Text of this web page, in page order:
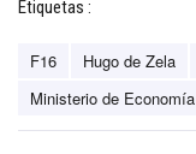
Etiquetas :
F16 Hugo de Zela
Ministerio de Economía